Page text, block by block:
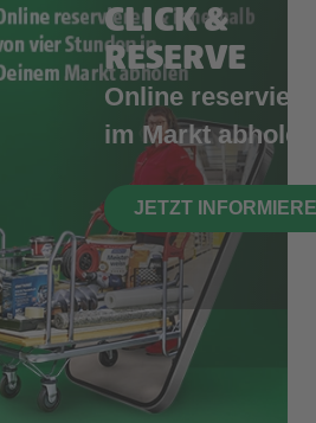
CLICK &
RESERVE
Online
im Markt abholen
JETZT